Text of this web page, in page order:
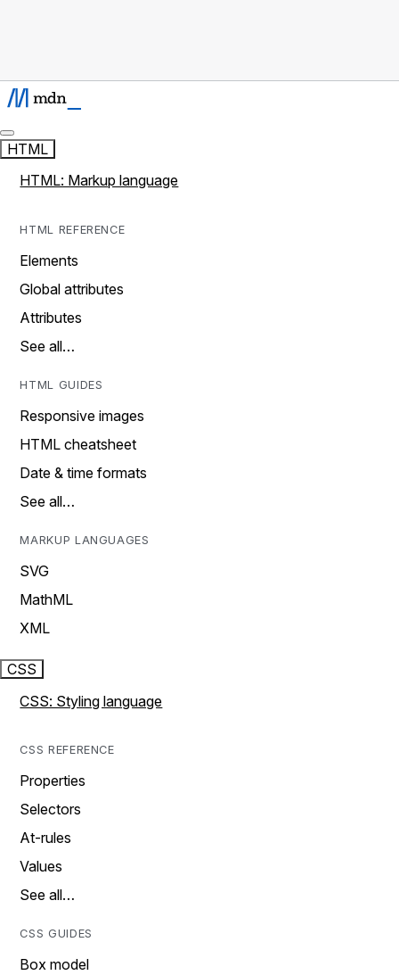
HTML
HTML: Markup language
HTML REFERENCE
Elements
Global attributes
Attributes
See all…
HTML GUIDES
Responsive images
HTML cheatsheet
Date & time formats
See all…
MARKUP LANGUAGES
SVG
MathML
XML
CSS
CSS: Styling language
CSS REFERENCE
Properties
Selectors
At-rules
Values
See all…
CSS GUIDES
Box model